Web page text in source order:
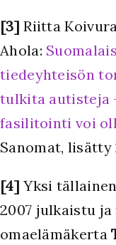
[3] Riitta
Ahola:
tiedeyhteisön
tulkita autisteja
fasilitointi voi
Sanomat, lisätty
[4] Yksi
2007 julkaistu
omaelämäkerta